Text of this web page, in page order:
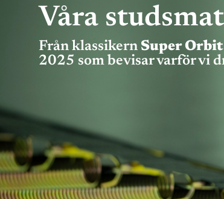
Våra
Från klassikern Super Orbit
2025 som bevisar varför vi